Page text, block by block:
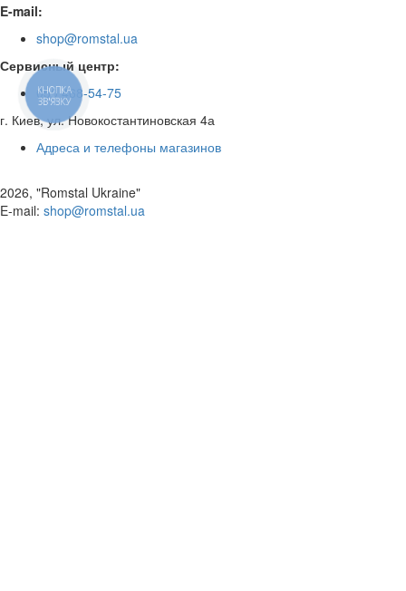
E-mail:
shop@romstal.ua
Сервисный центр:
050 468-54-75
г. Киев, ул. Новокостантиновская 4а
Адреса и телефоны магазинов
2026, "Romstal Ukraine"
​E-mail: shop@romstal.ua
КНОПКА
ЗВ'ЯЗКУ